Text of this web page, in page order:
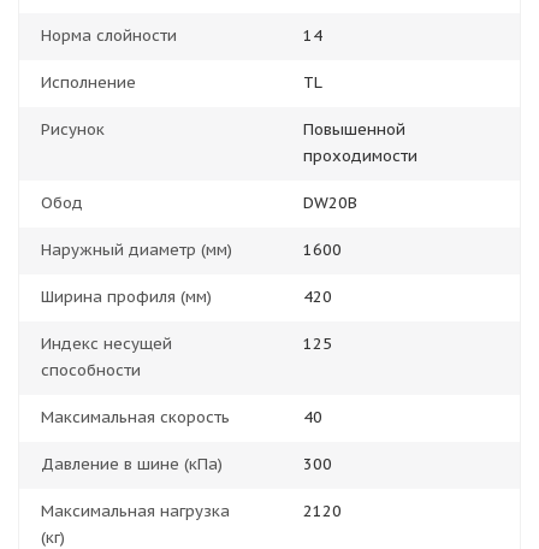
Норма слойности 14
Исполнение TL
Рисунок
Повышенной
проходимости
Обод DW20B
Наружный диаметр (мм) 1600
Ширина профиля (мм) 420
Индекс несущей
способности
125
Максимальная скорость 40
Давление в шине (кПа) 300
Максимальная нагрузка
(кг)
2120